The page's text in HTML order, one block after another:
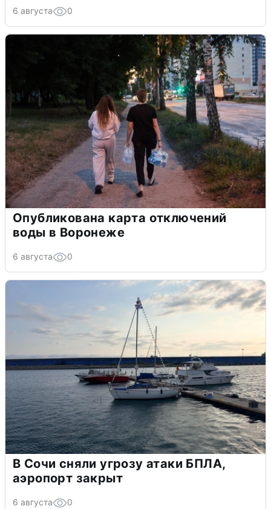
6 августа 0
Опубликована карта отключений
воды в Воронеже
6 августа 0
В Сочи сняли угрозу атаки БПЛА,
аэропорт закрыт
6 августа 0